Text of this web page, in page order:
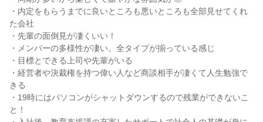
・内定をもらうまでに良いところも悪いところも全部見せてくれ
た会社
・先輩の面倒見が凄くいい！
・メンバーの多様性が凄い。全タイプが揃っている感じ
・目標とできる上司や先輩がいる
・経営者や決裁権を持つ偉い人など商談相手が凄くて人生勉強で
きる
・19時にはパソコンがシャットダウンするので残業ができないこ
と！